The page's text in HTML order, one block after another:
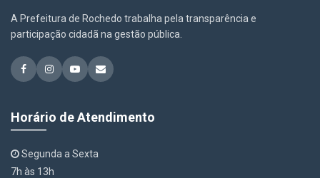
A Prefeitura de Rochedo trabalha pela transparência e
participação cidadã na gestão pública.
Horário de Atendimento
Segunda a Sexta
7h às 13h